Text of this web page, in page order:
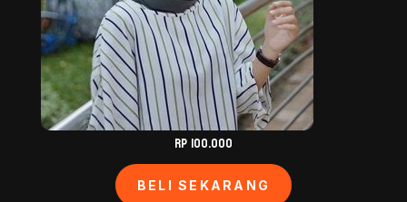
Rp 100.000
BELI SEKARANG